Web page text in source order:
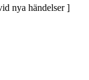
nya händelser ]